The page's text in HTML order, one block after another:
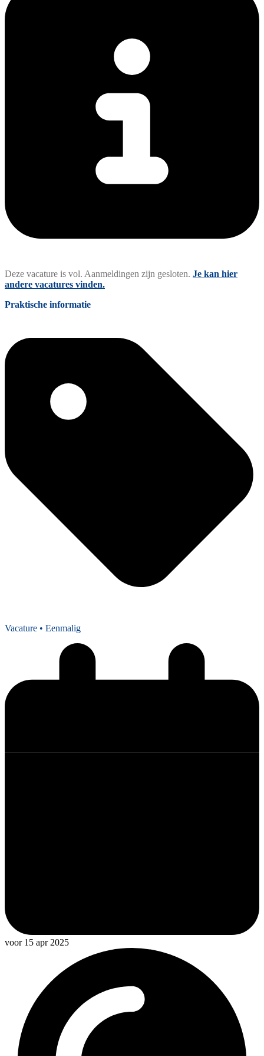
Deze vacature is vol. Aanmeldingen zijn gesloten. Je kan hier
andere vacatures vinden.
Praktische informatie
Vacature • Eenmalig
voor 15 apr 2025